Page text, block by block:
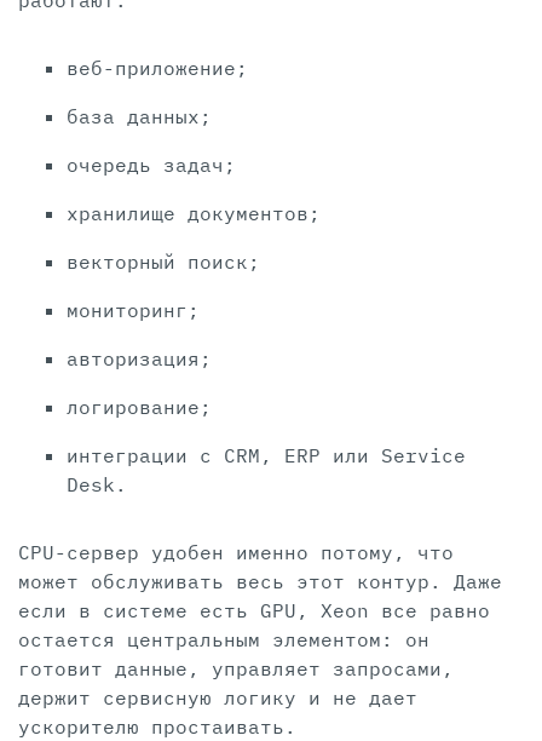
веб-приложение;
база данных;
очередь задач;
хранилище документов;
векторный поиск;
мониторинг;
авторизация;
логирование;
интеграции с CRM, ERP или Service
Desk.
CPU-сервер удобен именно потому, что
может обслуживать весь этот контур. Даже
если в системе есть GPU, Xeon все равно
остается центральным элементом: он
готовит данные, управляет запросами,
держит сервисную логику и не дает
ускорителю простаивать.